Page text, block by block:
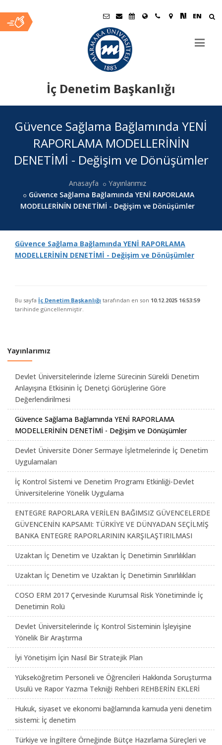
EN
İç Denetim Başkanlığı
İçerik
Güvence Sağlama Bağlamında YENİ
RAPORLAMA MODELLERİNİN
DENETİMİ - Değişim ve Dönüşümler
Anasayfa
Yayınlarımız
Güvence Sağlama Bağlamında YENİ RAPORLAMA
MODELLERİNİN DENETİMİ - Değişim ve Dönüşümler
Güvence Sağlama Bağlamında YENİ RAPORLAMA
MODELLERİNİN DENETİMİ - Değişim ve Dönüşümler
Bu sayfa İç Denetim Başkanlığı tarafından en son 10.12.2025 16:53:59
tarihinde güncellenmiştir.
Yayınlarımız
Devlet Üniversitelerinde İzleme Sürecinin Sürekli Denetim
Anlayışına Etkisinin İç Denetçi Görüşlerine Göre
Değerlendirilmesi
Güvence Sağlama Bağlamında YENİ RAPORLAMA
MODELLERİNİN DENETİMİ - Değişim ve Dönüşümler
Devlet Üniversite Döner Sermaye İşletmelerinde İç Denetim
Uygulamaları
İç Kontrol Sistemi ve Denetim Programı Etkinliği-Devlet
Üniversitelerine Yönelik Uygulama
ENTEGRE RAPORLARA VERİLEN BAĞIMSIZ GÜVENCELERDE
GÜVENCENİN KAPSAMI: TÜRKİYE VE DÜNYADAN SEÇİLMİŞ
BANKA ENTEGRE RAPORLARININ KARŞILAŞTIRILMASI
Uzaktan İç Denetim ve Uzaktan İç Denetimin Sınırlılıkları
Uzaktan İç Denetim ve Uzaktan İç Denetimin Sınırlılıkları
COSO ERM 2017 Çervesinde Kurumsal Risk Yönetiminde İç
Denetimin Rolü
Devlet Üniversitelerinde İç Kontrol Sisteminin İşleyişine
Yönelik Bir Araştırma
İyi Yönetişim İçin Nasıl Bir Stratejik Plan
Yükseköğretim Personeli ve Öğrencileri Hakkında Soruşturma
Usulü ve Rapor Yazma Tekniği Rehberi REHBERİN EKLERİ
Hukuk, siyaset ve ekonomi bağlamında kamuda yeni denetim
sistemi: İç denetim
Türkiye ve İngiltere Örneğinde Bütçe Hazırlama Süreçleri ve